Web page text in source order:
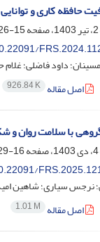
حافظه کاری و
15-26
داود فاضلی؛
اصل مقاله 926.84 K
با سلامت روان و
16-29
سیاری؛ شاهین
اصل مقاله 1.01 M